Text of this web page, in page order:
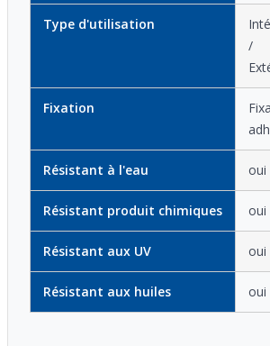
Type d'utilisation
/
Fixation
Résistant à l'eau oui
Résistant produit chimiques oui
Résistant aux UV oui
Résistant aux huiles oui